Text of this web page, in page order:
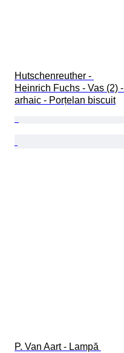
Hutschenreuther -
Heinrich Fuchs - Vas (2) -
arhaic - Porțelan biscuit
P. Van Aart - Lampă